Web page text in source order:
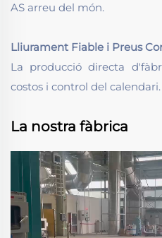
AS arreu del món.
Lliurament Fiable i Preus
La producció directa
costos i control del calendari.
La nostra fàbrica